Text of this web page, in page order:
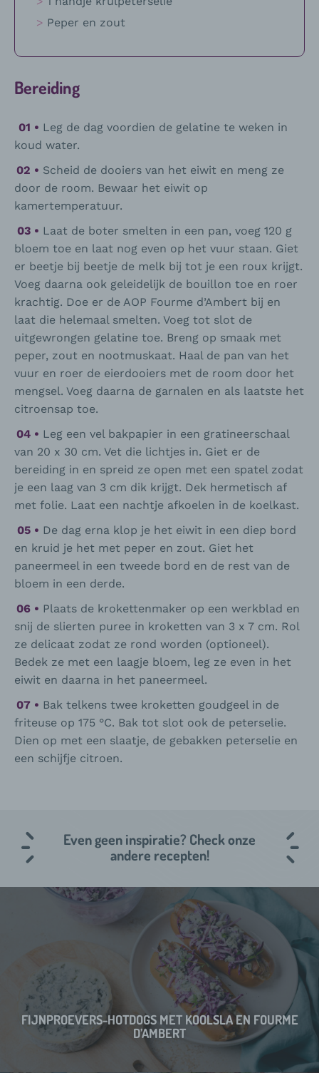
Peper en zout
Bereiding
Leg de dag voordien de gelatine te weken in
koud water.
Scheid de dooiers van het eiwit en meng ze
door de room. Bewaar het eiwit op
kamertemperatuur.
Laat de boter smelten in een pan, voeg 120 g
bloem toe en laat nog even op het vuur staan. Giet
er beetje bij beetje de melk bij tot je een roux krijgt.
Voeg daarna ook geleidelijk de bouillon toe en roer
krachtig. Doe er de AOP Fourme d’Ambert bij en
laat die helemaal smelten. Voeg tot slot de
uitgewrongen gelatine toe. Breng op smaak met
peper, zout en nootmuskaat. Haal de pan van het
vuur en roer de eierdooiers met de room door het
mengsel. Voeg daarna de garnalen en als laatste het
citroensap toe.
Leg een vel bakpapier in een gratineerschaal
van 20 x 30 cm. Vet die lichtjes in. Giet er de
bereiding in en spreid ze open met een spatel zodat
je een laag van 3 cm dik krijgt. Dek hermetisch af
met folie. Laat een nachtje afkoelen in de koelkast.
De dag erna klop je het eiwit in een diep bord
en kruid je het met peper en zout. Giet het
paneermeel in een tweede bord en de rest van de
bloem in een derde.
Plaats de krokettenmaker op een werkblad en
snij de slierten puree in kroketten van 3 x 7 cm. Rol
ze delicaat zodat ze rond worden (optioneel).
Bedek ze met een laagje bloem, leg ze even in het
eiwit en daarna in het paneermeel.
Bak telkens twee kroketten goudgeel in de
friteuse op 175 °C. Bak tot slot ook de peterselie.
Dien op met een slaatje, de gebakken peterselie en
een schijfje citroen.
Even geen inspiratie? Check onze
andere recepten!
FIJNPROEVERS-HOTDOGS MET KOOLSLA EN FOURME
D’AMBERT